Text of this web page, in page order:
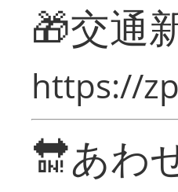
🎁交通
https://
🔛あわ